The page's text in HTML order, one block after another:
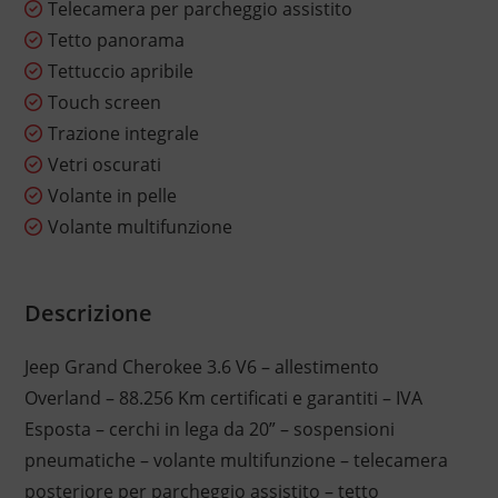
Telecamera per parcheggio assistito
Tetto panorama
Tettuccio apribile
Touch screen
Trazione integrale
Vetri oscurati
Volante in pelle
Volante multifunzione
Descrizione
Jeep Grand Cherokee 3.6 V6 – allestimento
Overland – 88.256 Km certificati e garantiti – IVA
Esposta – cerchi in lega da 20” – sospensioni
pneumatiche – volante multifunzione – telecamera
posteriore per parcheggio assistito – tetto